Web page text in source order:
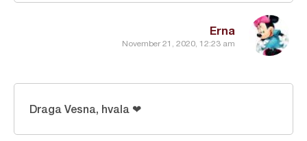
Erna
November 21, 2020, 12:23 am
Draga Vesna, hvala ❤